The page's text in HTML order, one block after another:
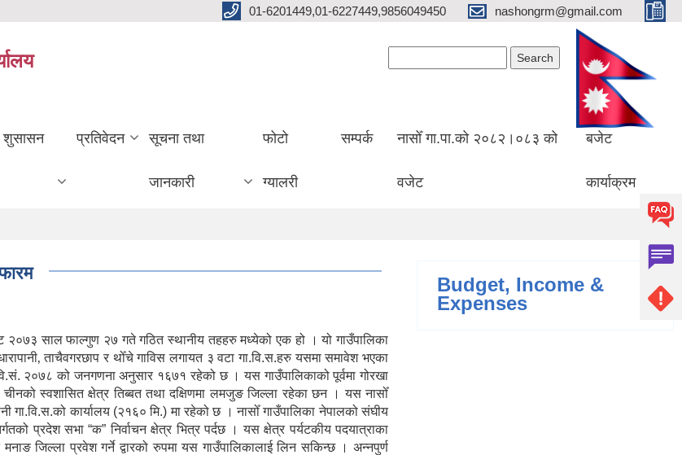
01-6201449,01-6227449,9856049450 nashongrm@gmail.com
शुसासन प्रतिवेदन सूचना तथा
जानकारी
फोटो
ग्यालरी
सम्पर्क नासोँ गा.पा.को २०८२।०८३ को
वजेट
बजेट
कार्याक्रम
२०७३ साल फाल्गुण २७ गते गठित स्थानीय तहहरु मध्येको एक हो । यो गाउँपालिका
ताचैवगरछाप र थोँचे गाविस लगायत ३ वटा गा.वि.स.हरु यसमा समावेश भएका
२०७८ को जनगणना अनुसार १६७१ रहेको छ । यस गाउँपालिकाको पूर्वमा गोरखा
चीनको स्वशासित क्षेत्र तिब्बत तथा दक्षिणमा लमजुङ जिल्ला रहेका छन । यस नासोँ
गा.वि.स.को कार्यालय (२१६० मि.) मा रहेको छ । नासोँ गाउँपालिका नेपालको संघीय
प्रदेश सभा “क” निर्वाचन क्षेत्र भित्र पर्दछ । यस क्षेत्र पर्यटकीय पदयात्राका
जिल्ला प्रवेश गर्ने द्वारको रुपमा यस गाउँपालिकालाई लिन सकिन्छ । अन्नपुर्ण
Budget, Income &
Expenses